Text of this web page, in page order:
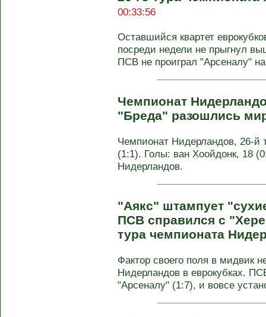
00:33:56
Оставшийся квартет
посреди недели не прыгнул
ПСВ не проиграл "Арсеналу"
Чемпионат
"Бреда" разошлись
Чемпионат Нидерландов, 26-
(1:1). Голы: ван Хоойдонк, 18
Нидерландов.
"Аякс" штампует
ПСВ справился с
тура чемпионата
Фактор своего поля в мидвик
Нидерландов в еврокубках.
"Арсеналу" (1:7), и вовсе